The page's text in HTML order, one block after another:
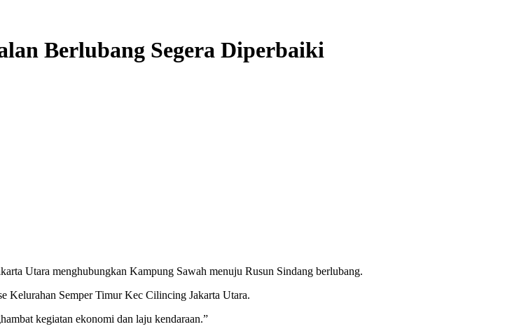
Berlubang Segera Diperbaiki
Utara menghubungkan Kampung Sawah menuju Rusun Sindang berlubang.
Kelurahan Semper Timur Kec Cilincing Jakarta Utara.
kegiatan ekonomi dan laju kendaraan.”